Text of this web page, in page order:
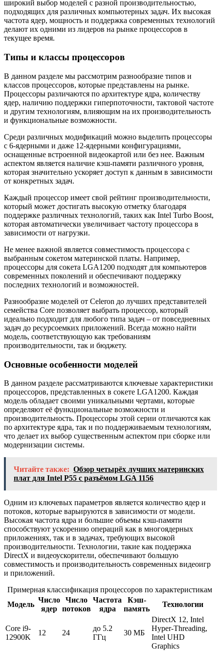
широкий выбор моделей с разной производительностью,
подходящих для различных компьютерных задач. Их высокая
частота ядер, мощность и поддержка современных технологий
делают их одними из лидеров на рынке процессоров в
текущее время.
Типы и классы процессоров
В данном разделе мы рассмотрим разнообразие типов и
классов процессоров, которые представлены на рынке.
Процессоры различаются по архитектуре ядра, количеству
ядер, наличию поддержки гиперпоточности, тактовой частоте
и другим технологиям, влияющим на их производительность
и функциональные возможности.
Среди различных модификаций можно выделить процессоры
с 6-ядерными и даже 12-ядерными конфигурациями,
оснащенные встроенной видеокартой или без нее. Важным
аспектом является наличие кэш-памяти различного уровня,
которая значительно ускоряет доступ к данным в зависимости
от конкретных задач.
Каждый процессор имеет свой рейтинг производительности,
который может достигать высокую отметку благодаря
поддержке различных технологий, таких как Intel Turbo Boost,
которая автоматически увеличивает частоту процессора в
зависимости от нагрузки.
Не менее важной является совместимость процессора с
выбранным сокетом материнской платы. Например,
процессоры для сокета LGA1200 подходят для компьютеров
современных поколений и обеспечивают поддержку
последних технологий и возможностей.
Разнообразие моделей от Celeron до лучших представителей
семейства Core позволяет выбрать процессор, который
идеально подходит для любого типа задач – от повседневных
задач до ресурсоемких приложений. Всегда можно найти
модель, соответствующую как требованиям
производительности, так и бюджету.
Основные особенности моделей
В данном разделе рассматриваются ключевые характеристики
процессоров, представленных в сокете LGA1200. Каждая
модель обладает своими уникальными чертами, которые
определяют её функциональные возможности и
производительность. Процессоры этой серии отличаются как
по архитектуре ядра, так и по поддерживаемым технологиям,
что делает их выбор существенным аспектом при сборке или
модернизации системы.
Читайте также: Обзор четырёх лучших материнских
плат для Intel P55 с разъёмом LGA 1156
Одним из ключевых параметров является количество ядер и
потоков, которые варьируются в зависимости от модели.
Высокая частота ядра и большие объемы кэш-памяти
способствуют ускорению операций как в многоядерных
приложениях, так и в задачах, требующих высокой
производительности. Технологии, такие как поддержка
DirectX и видеоускорители, обеспечивают большую
совместимость и производительность современных видеоигр
и приложений.
Примерная классификация процессоров по характеристикам
Модель
Число
ядер
Число
потоков
Частота
ядра
Кэш-
память
Технологии
Core i9-
12900K
12 24
до 5.2
ГГц
30 МБ
DirectX 12, Intel
Hyper-Threading,
Intel UHD
Graphics